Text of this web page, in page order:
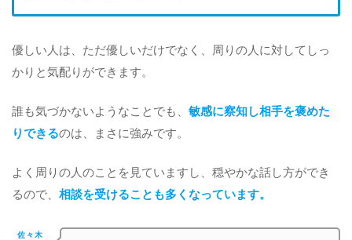
優しい人は、ただ優しいだけでなく、周りの人に対してしっ
かりと気配りができます。
誰も気づかないようなことでも、 敏感に察知し相手を褒めた
りできるのは、まさに強みです。
よく周りの人のことを見ていますし、穏やかな話し方ができ
るので、 相談を受けることも多くなっています。
佐々木